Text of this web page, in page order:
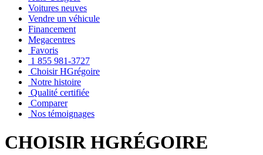
Voitures neuves
Vendre un véhicule
Financement
Megacentres
Favoris
1 855 981-3727
Choisir HGrégoire
Notre histoire
Qualité certifiée
Comparer
Nos témoignages
CHOISIRHGRÉGOIRE